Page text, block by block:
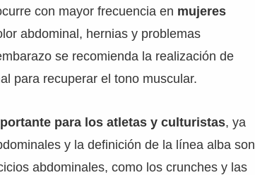
con mayor frecuencia en mujeres
abdominal, hernias y problemas
se recomienda la realización de
para recuperar el tono muscular.
para los atletas y culturistas, ya
y la definición de la línea alba son
abdominales, como los crunches y las